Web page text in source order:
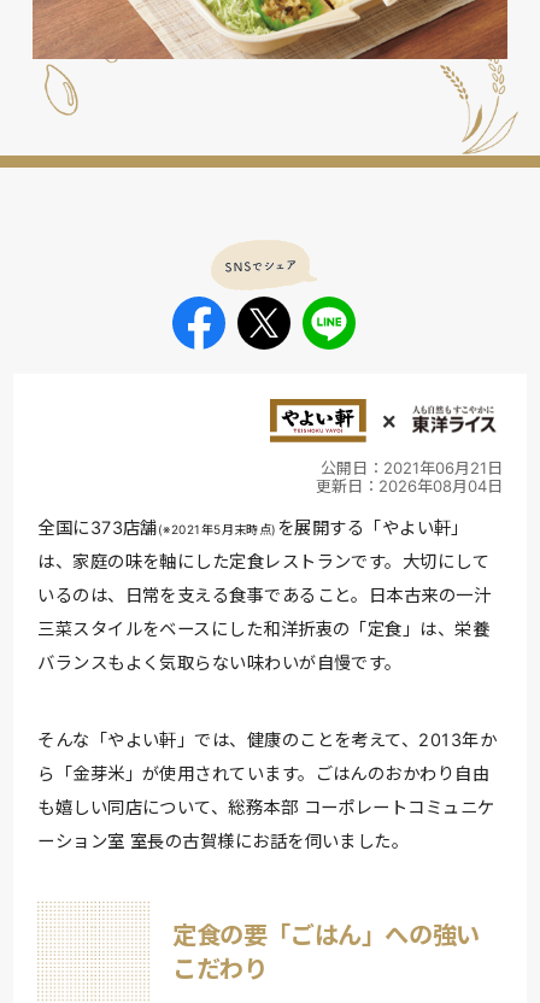
公開日：2021年06月21日
更新日：2026年08月04日
全国に373店舗(※2021年5月末時点) を展開する「やよい軒」
は、家庭の味を軸にした定食レストランです。大切にして
いるのは、日常を支える食事であること。日本古来の一汁
三菜スタイルをベースにした和洋折衷の「定食」は、栄養
バランスもよく気取らない味わいが自慢です。
そんな「やよい軒」では、健康のことを考えて、2013年か
ら「金芽米」が使用されています。ごはんのおかわり自由
も嬉しい同店について、総務本部 コーポレートコミュニケ
ーション室 室長の古賀様にお話を伺いました。
定食の要「ごはん」への強い
こだわり